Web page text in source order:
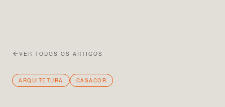
VER TODOS OS ARTIGOS
ARQUITETURA CASACOR